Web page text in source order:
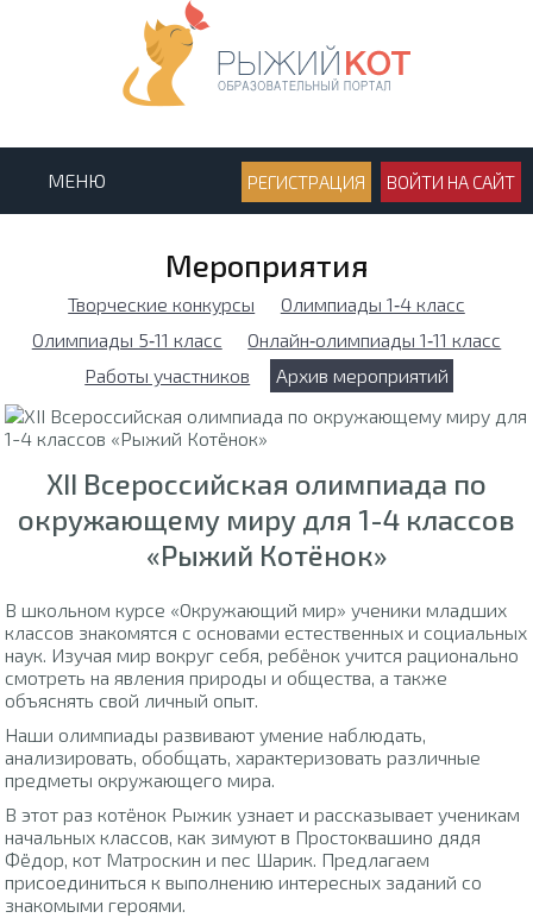
МЕНЮ РЕГИСТРАЦИЯ ВОЙТИ НА САЙТ
Мероприятия
Творческие конкурсы
Олимпиады 1‑4 класс
Олимпиады 5‑11 класс
Онлайн‑олимпиады 1‑11 класс
Работы участников
Архив мероприятий
XII Всероссийская олимпиада по
окружающему миру для 1-4 классов
«Рыжий Котёнок»
В школьном курсе «Окружающий мир» ученики младших
классов знакомятся с основами естественных и социальных
наук. Изучая мир вокруг себя, ребёнок учится рационально
смотреть на явления природы и общества, а также
объяснять свой личный опыт.
Наши олимпиады развивают умение наблюдать,
анализировать, обобщать, характеризовать различные
предметы окружающего мира.
В этот раз котёнок Рыжик узнает и рассказывает ученикам
начальных классов, как зимуют в Простоквашино дядя
Фёдор, кот Матроскин и пес Шарик. Предлагаем
присоединиться к выполнению интересных заданий со
знакомыми героями.